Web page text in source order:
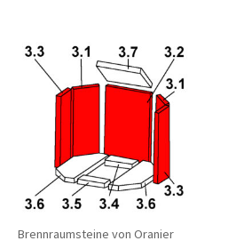
Brennraumsteine von Oranier